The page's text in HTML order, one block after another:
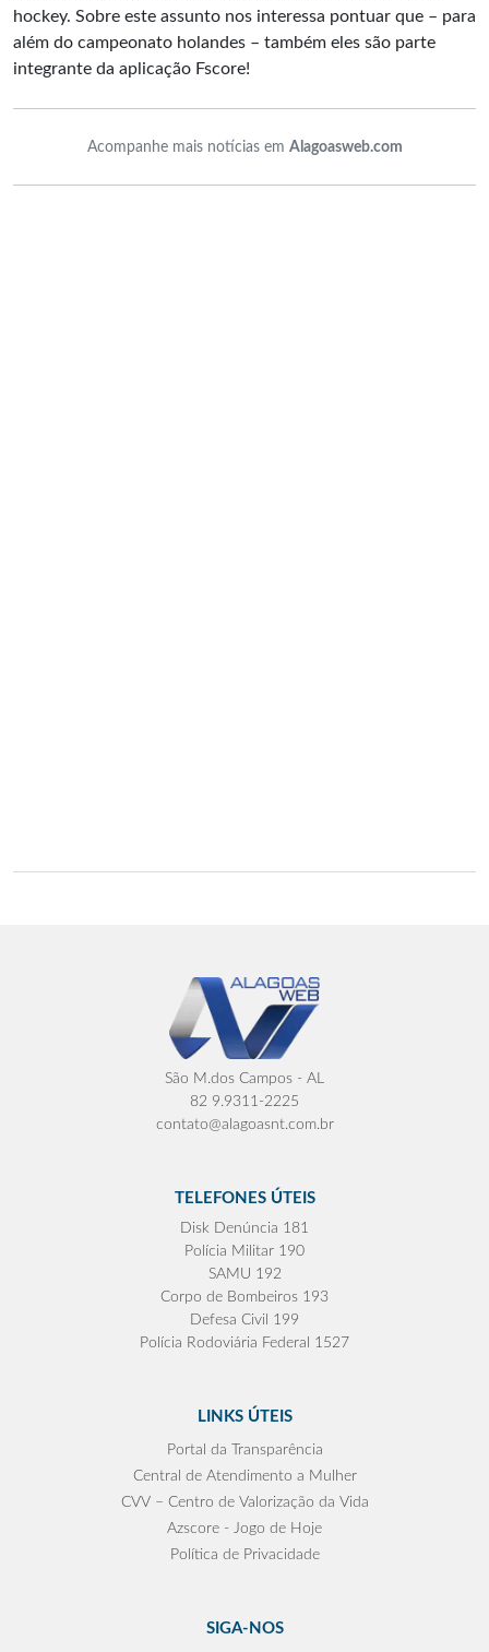
hockey. Sobre este assunto nos interessa pontuar que – para
além do campeonato holandes – também eles são parte
integrante da aplicação Fscore!
Acompanhe mais notícias em Alagoasweb.com
São M.dos Campos - AL
82 9.9311-2225
contato@alagoasnt.com.br
TELEFONES ÚTEIS
Disk Denúncia 181
Polícia Militar 190
SAMU 192
Corpo de Bombeiros 193
Defesa Civil 199
Polícia Rodoviária Federal 1527
LINKS ÚTEIS
Portal da Transparência
Central de Atendimento a Mulher
CVV – Centro de Valorização da Vida
Azscore - Jogo de Hoje
Política de Privacidade
SIGA-NOS